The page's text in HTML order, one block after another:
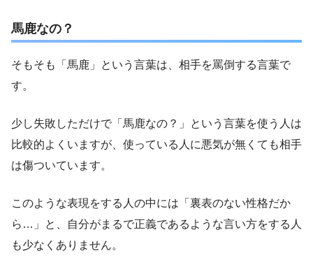
馬鹿なの？
そもそも「馬鹿」という言葉は、相手を罵倒する言葉で
す。
少し失敗しただけで「馬鹿なの？」という言葉を使う人は
比較的よくいますが、使っている人に悪気が無くても相手
は傷ついています。
このような表現をする人の中には「裏表のない性格だか
ら…」と、自分がまるで正義であるような言い方をする人
も少なくありません。